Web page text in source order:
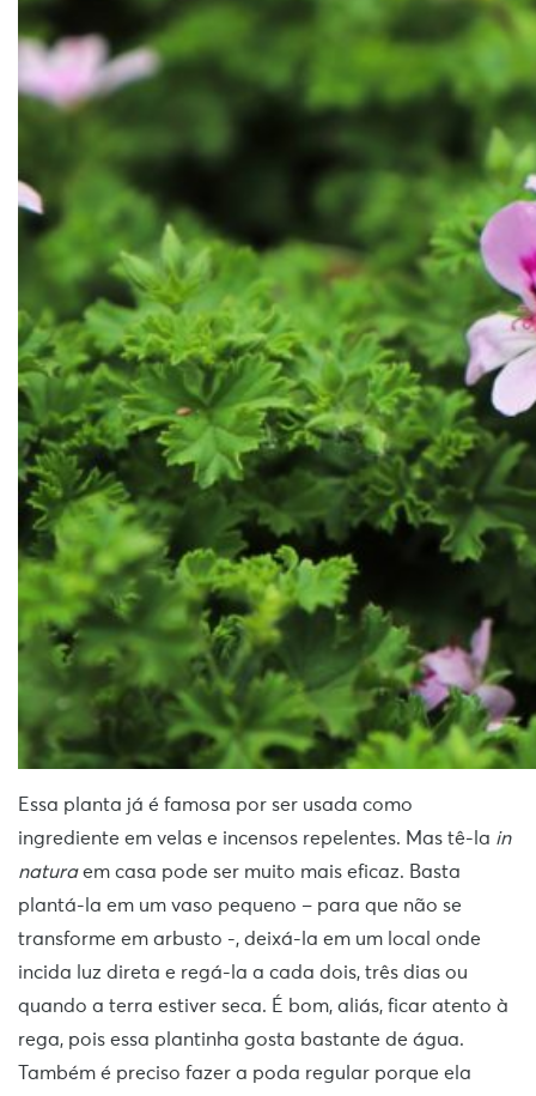
Essa planta já é famosa por ser usada como
ingrediente em velas e incensos repelentes. Mas tê-la in
naturaem casa pode ser muito mais eficaz. Basta
plantá-la em um vaso pequeno – para que não se
transforme em arbusto -, deixá-la em um local onde
incida luz direta e regá-la a cada dois, três dias ou
quando a terra estiver seca. É bom, aliás, ficar atento à
rega, pois essa plantinha gosta bastante de água.
Também é preciso fazer a poda regular porque ela